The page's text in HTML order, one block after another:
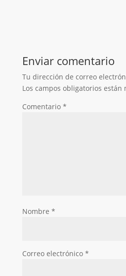
Enviar comentario
Tu dirección de correo
Los campos obligatorios están
Comentario *
Nombre *
Correo electrónico *